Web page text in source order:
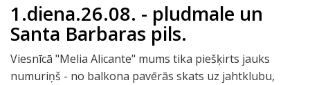
1.diena.26.08. - pludmale un
Santa Barbaras pils.
Viesnīcā "Melia Alicante" mums tika piešķirts jauks
numuriņš - no balkona pavērās skats uz jahtklubu,